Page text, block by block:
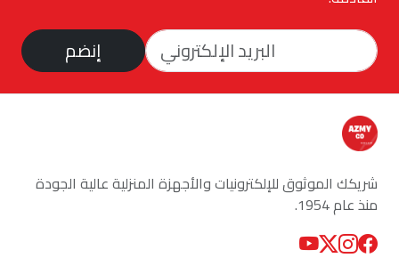
إنضم
شريكك الموثوق للإلكترونيات والأجهزة المنزلية عالية الجودة
منذ عام 1954.